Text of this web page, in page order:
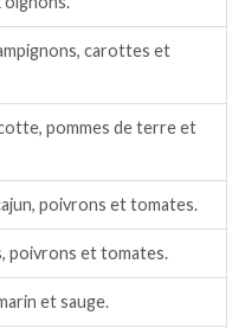
carottes et
pommes de terre et
poivrons et tomates.
poivrons et tomates.
et sauge.